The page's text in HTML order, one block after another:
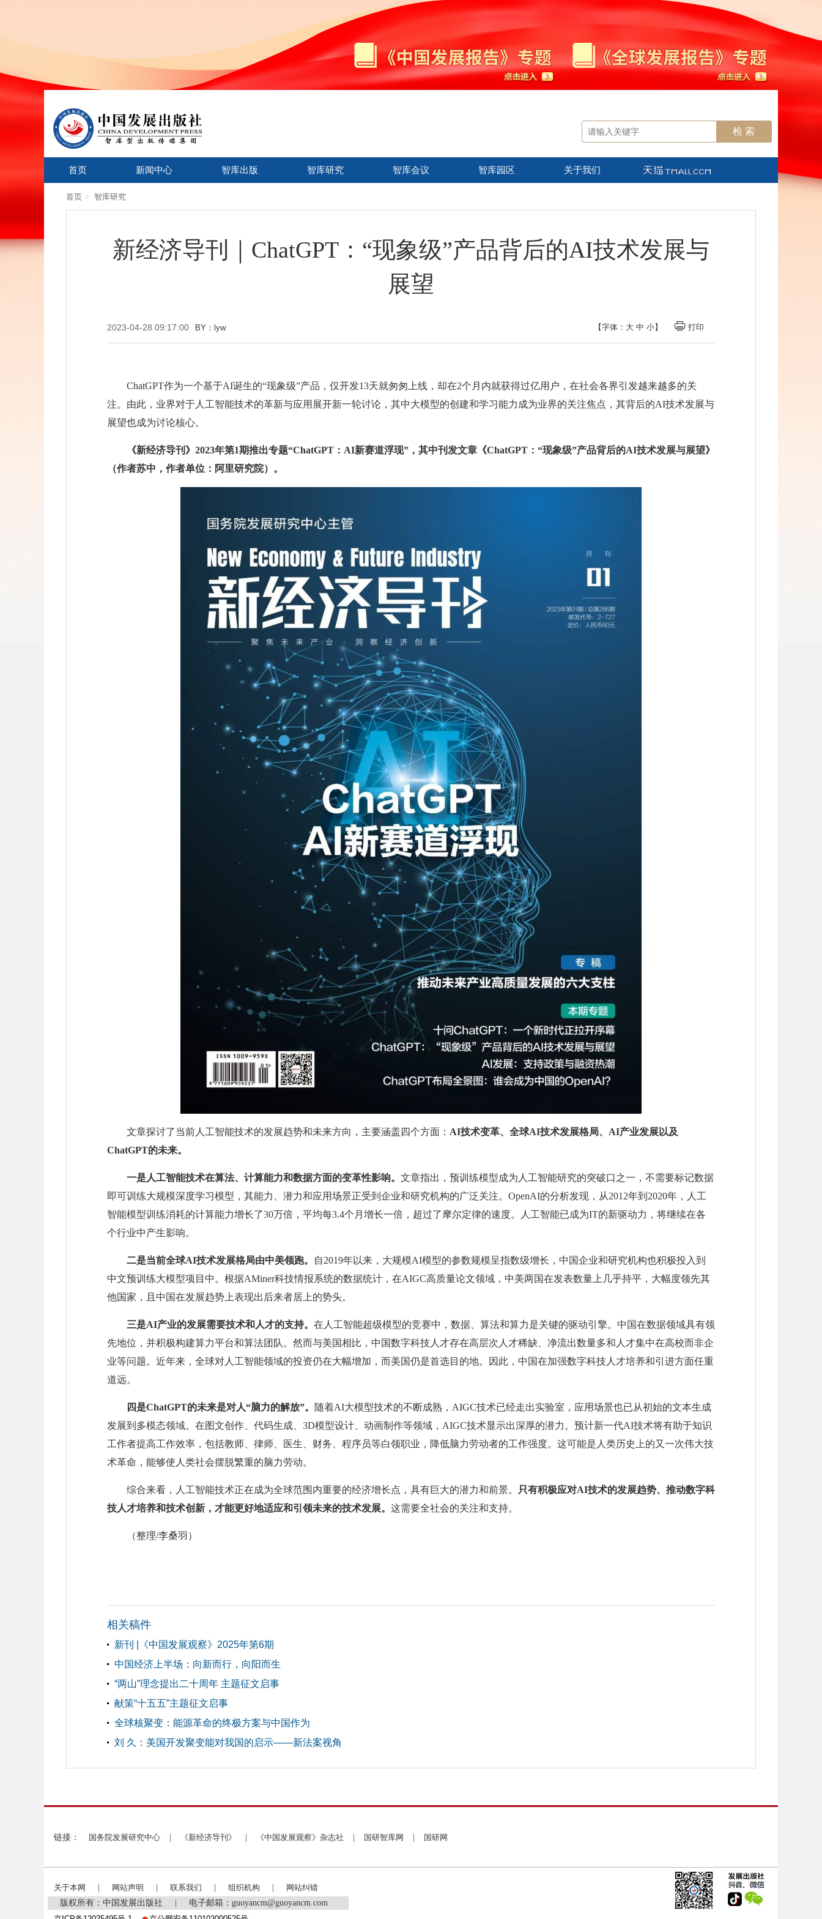
首页 新闻中心 智库出版 智库研究 智库会议 智库园区 关于我们
首页 > 智库研究
新经济导刊｜ChatGPT：“现象级”产品背后的AI技术发展与
展望
2023-04-28 09:17:00 BY：lyw 【字体： 大 中 小】 打印
ChatGPT作为一个基于AI诞生的“现象级”产品，仅开发13天就匆匆上线，却在2个月内就获得过亿用户，在社会各界引发越来越多的关
注。由此，业界对于人工智能技术的革新与应用展开新一轮讨论，其中大模型的创建和学习能力成为业界的关注焦点，其背后的AI技术发展与
展望也成为讨论核心。
《新经济导刊》2023年第1期推出专题“ChatGPT：AI新赛道浮现”，其中刊发文章《ChatGPT：“现象级”产品背后的AI技术发展与展望》
（作者苏中，作者单位：阿里研究院）。
文章探讨了当前人工智能技术的发展趋势和未来方向，主要涵盖四个方面： AI技术变革、全球AI技术发展格局、AI产业发展以及
ChatGPT的未来。
一是人工智能技术在算法、计算能力和数据方面的变革性影响。 文章指出，预训练模型成为人工智能研究的突破口之一，不需要标记数据
即可训练大规模深度学习模型，其能力、潜力和应用场景正受到企业和研究机构的广泛关注。OpenAI的分析发现，从2012年到2020年，人工
智能模型训练消耗的计算能力增长了30万倍，平均每3.4个月增长一倍，超过了摩尔定律的速度。人工智能已成为IT的新驱动力，将继续在各
个行业中产生影响。
二是当前全球AI技术发展格局由中美领跑。
自2019年以来，大规模AI模型的参数规模呈指数级增长，中国企业和研究机构也积极投入到
中文预训练大模型项目中。根据AMiner科技情报系统的数据统计，在AIGC高质量论文领域，中美两国在发表数量上几乎持平，大幅度领先其
他国家，且中国在发展趋势上表现出后来者居上的势头。
三是AI产业的发展需要技术和人才的支持。 在人工智能超级模型的竞赛中，数据、算法和算力是关键的驱动引擎。中国在数据领域具有领
先地位，并积极构建算力平台和算法团队。然而与美国相比，中国数字科技人才存在高层次人才稀缺、净流出数量多和人才集中在高校而非企
业等问题。近年来，全球对人工智能领域的投资仍在大幅增加，而美国仍是首选目的地。因此，中国在加强数字科技人才培养和引进方面任重
道远。
四是ChatGPT的未来是对人“脑力的解放”。
随着AI大模型技术的不断成熟，AIGC技术已经走出实验室，应用场景也已从初始的文本生成
发展到多模态领域。在图文创作、代码生成、3D模型设计、动画制作等领域，AIGC技术显示出深厚的潜力。预计新一代AI技术将有助于知识
工作者提高工作效率，包括教师、律师、医生、财务、程序员等白领职业，降低脑力劳动者的工作强度。这可能是人类历史上的又一次伟大技
术革命，能够使人类社会摆脱繁重的脑力劳动。
综合来看，人工智能技术正在成为全球范围内重要的经济增长点，具有巨大的潜力和前景。
只有积极应对AI技术的发展趋势、推动数字科
技人才培养和技术创新，才能更好地适应和引领未来的技术发展。 这需要全社会的关注和支持。
（整理/李桑羽）
相关稿件
新刊 |《中国发展观察》2025年第6期
中国经济上半场：向新而行，向阳而生
“两山”理念提出二十周年 主题征文启事
献策“十五五”主题征文启事
全球核聚变：能源革命的终极方案与中国作为
刘 久：美国开发聚变能对我国的启示——新法案视角
链接： 国务院发展研究中心 《新经济导刊》 《中国发展观察》杂志社 国研智库网 国研网
关于本网 网站声明 联系我们 组织机构
网站纠错
版权所有：中国发展出版社
电子邮箱：guoyancm@guoyancm.com